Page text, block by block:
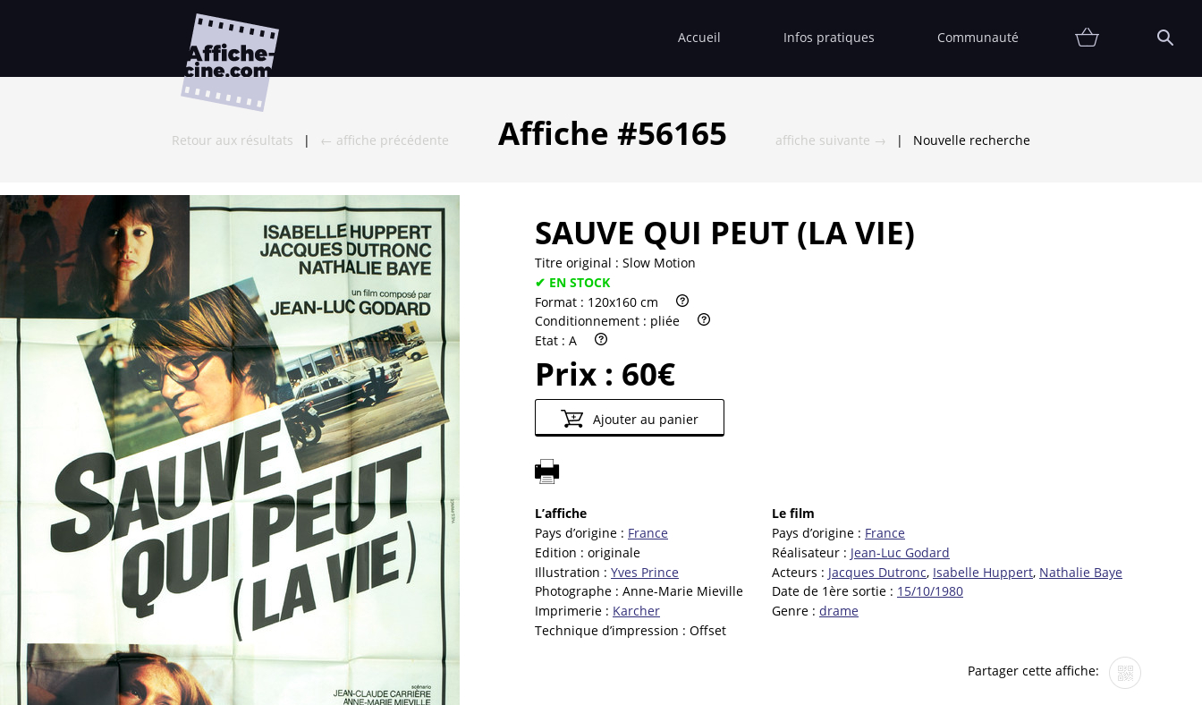
Accueil Infos pratiques
Affiche
Etat
Promotions
Contact
FAQ
Communauté
Collectionneur
Vendu
Thématiques
Partenaires
Vendre
Retour aux résultats | ← affiche précédente Affiche #56165 affiche suivante → | Nouvelle recherche
SAUVE QUI PEUT (LA VIE)
Titre original : Slow Motion
✔ EN STOCK
Format : 120x160 cm
Conditionnement : pliée
Etat : A
Prix : 60€
Ajouter au panier
L’affiche
Pays d’origine : France
Edition : originale
Illustration : Yves Prince
Photographe : Anne-Marie Mieville
Imprimerie : Karcher
Technique d’impression : Offset
Le film
Pays d’origine : France
Réalisateur : Jean-Luc Godard
Acteurs : Jacques Dutronc, Isabelle Huppert, Nathalie Baye
Date de 1ère sortie : 15/10/1980
Genre : drame
Partager cette affiche: